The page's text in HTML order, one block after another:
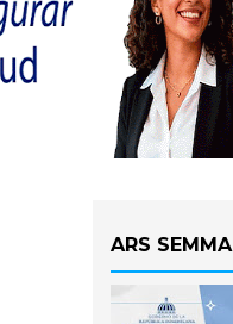
ARS SEMMA